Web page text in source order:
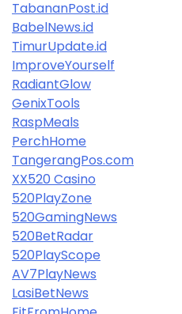
TabananPost.id
BabelNews.id
TimurUpdate.id
ImproveYourself
RadiantGlow
GenixTools
RaspMeals
PerchHome
TangerangPos.com
XX520 Casino
520PlayZone
520GamingNews
520BetRadar
520PlayScope
AV7PlayNews
LasiBetNews